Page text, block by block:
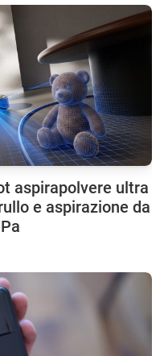
aspirapolvere ultra
e aspirazione da